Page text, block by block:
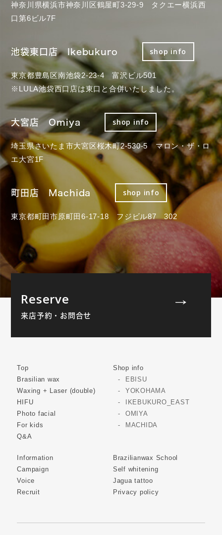
神奈川県横浜市神奈川区鶴屋町3-29-9 タクエー横浜西
口第6ビル7F
池袋東口店 Ikebukuro shop info
東京都豊島区南池袋2-23-4 富沢ビル501
※LULA池袋西口店は東口と合併いたしました。
大宮店 Omiya shop info
埼玉県さいたま市大宮区桜木町2-530-5 マロン・ザ・ロ
エ大宮1F
町田店 Machida shop info
東京都町田市原町田6-17-18 フジビル87 302
Reserve
来店予約・お問合せ
Top
Brasilian wax
Waxing + Laser (double)
HIFU
Photo facial
For kids
Q&A
Shop info
EBISU
YOKOHAMA
IKEBUKURO_EAST
OMIYA
MACHIDA
Information
Campaign
Voice
Recruit
Brazilianwax School
Self whitening
Jagua tattoo
Privacy policy